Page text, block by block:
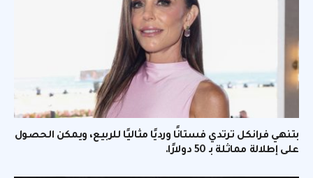
بتنهي فرانكل ترتدي فستانًا ورديًا مثاليًا للربيع، ويمكن الحصول
على إطلالة مماثلة بـ 50 دولارًا.